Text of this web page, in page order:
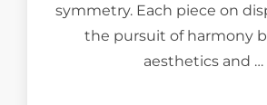
symmetry. Each piece on
the pursuit of harmony
aesthetics and …